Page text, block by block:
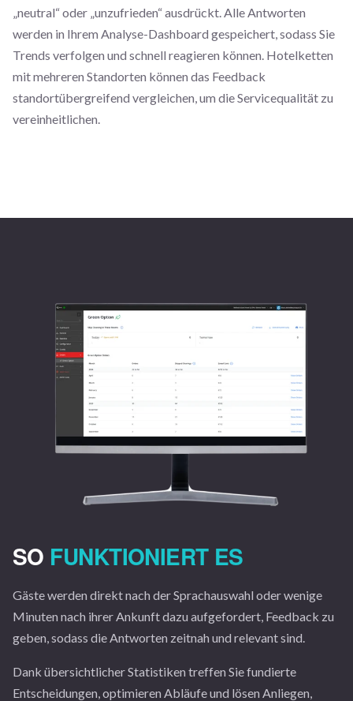
„neutral“ oder „unzufrieden“ ausdrückt. Alle Antworten
werden in Ihrem Analyse-Dashboard gespeichert, sodass Sie
Trends verfolgen und schnell reagieren können. Hotelketten
mit mehreren Standorten können das Feedback
standortübergreifend vergleichen, um die Servicequalität zu
vereinheitlichen.
SO FUNKTIONIERT ES
Gäste werden direkt nach der Sprachauswahl oder wenige
Minuten nach ihrer Ankunft dazu aufgefordert, Feedback zu
geben, sodass die Antworten zeitnah und relevant sind.
Dank übersichtlicher Statistiken treffen Sie fundierte
Entscheidungen, optimieren Abläufe und lösen Anliegen,